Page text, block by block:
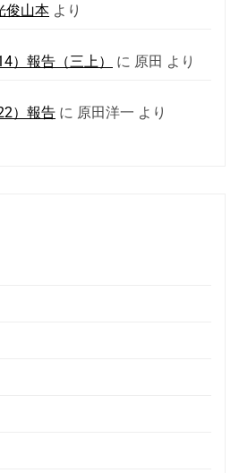
俊山本 より
）報告（三上） に 原田 より
）報告 に 原田洋一 より